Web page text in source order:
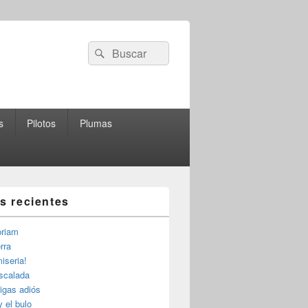
Buscar
por:
Buscar
Pilotos Plumas
recientes
adiós
el bulo